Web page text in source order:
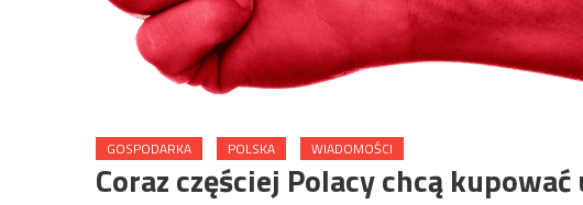
GOSPODARKA POLSKA WIADOMOŚCI
Coraz częściej Polacy chcą